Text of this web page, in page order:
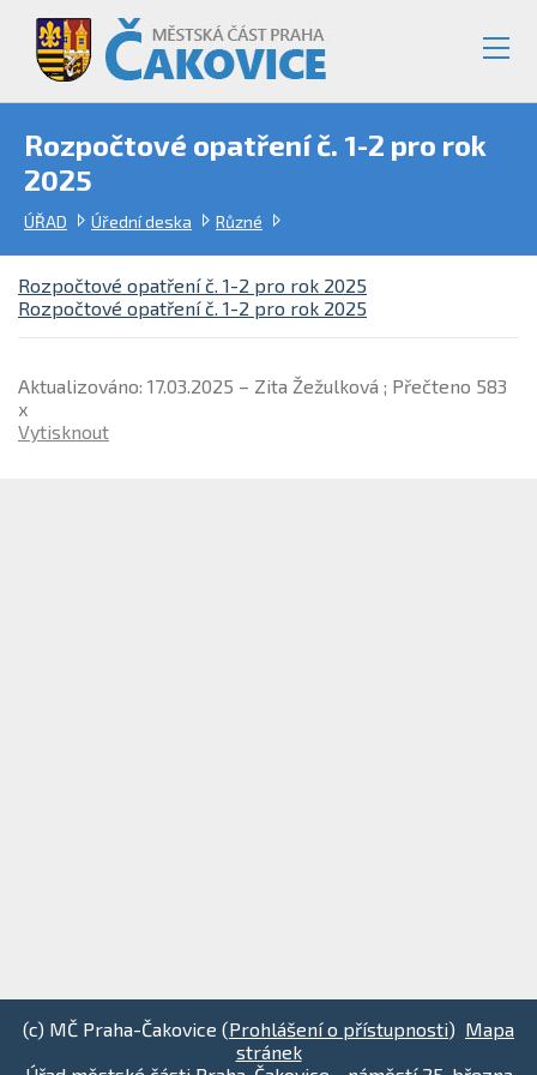
Rozpočtové opatření č. 1-2 pro rok
2025
ÚŘAD Úřední deska Různé
Rozpočtové opatření č. 1-2 pro rok 2025
Rozpočtové opatření č. 1-2 pro rok 2025
Aktualizováno: 17.03.2025 – Zita Žežulková ; Přečteno 583
x
Vytisknout
(c) MČ Praha-Čakovice (Prohlášení o přístupnosti) Mapa
stránek